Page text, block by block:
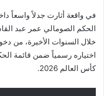
في واقعة أثارت جدلاً واسعاً
الحكم الصومالي عمر عبد
خلال السنوات الأخيرة، من
اختياره رسمياً ضمن قائمة
كأس العالم 2026.